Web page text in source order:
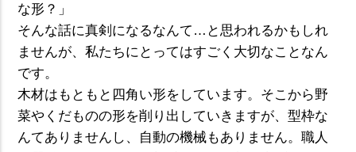
な形？」
そんな話に真剣になるなんて…と思われるかもしれ
ませんが、私たちにとってはすごく大切なことなん
です。
木材はもともと四角い形をしています。そこから野
菜やくだものの形を削り出していきますが、型枠な
んてありませんし、自動の機械もありません。職人